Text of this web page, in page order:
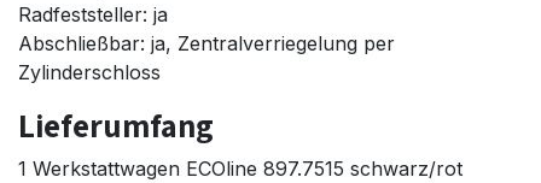
Radfeststeller: ja
Abschließbar: ja, Zentralverriegelung per
Zylinderschloss
Lieferumfang
1 Werkstattwagen ECOline 897.7515 schwarz/rot